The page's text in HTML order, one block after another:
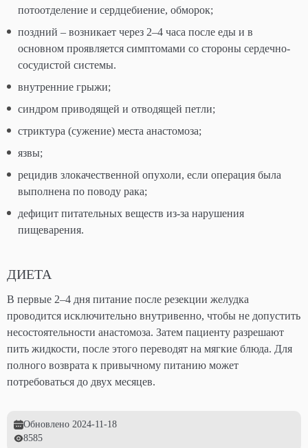
потоотделение и сердцебиение, обморок;
поздний – возникает через 2–4 часа после еды и в
основном проявляется симптомами со стороны сердечно-
сосудистой системы.
внутренние грыжи;
синдром приводящей и отводящей петли;
стриктура (сужение) места анастомоза;
язвы;
рецидив злокачественной опухоли, если операция была
выполнена по поводу рака;
дефицит питательных веществ из-за нарушения
пищеварения.
ДИЕТА
В первые 2–4 дня питание после резекции желудка
проводится исключительно внутривенно, чтобы не допустить
несостоятельности анастомоза. Затем пациенту разрешают
пить жидкости, после этого переводят на мягкие блюда. Для
полного возврата к привычному питанию может
потребоваться до двух месяцев.
Обновлено 2024-11-18
8585